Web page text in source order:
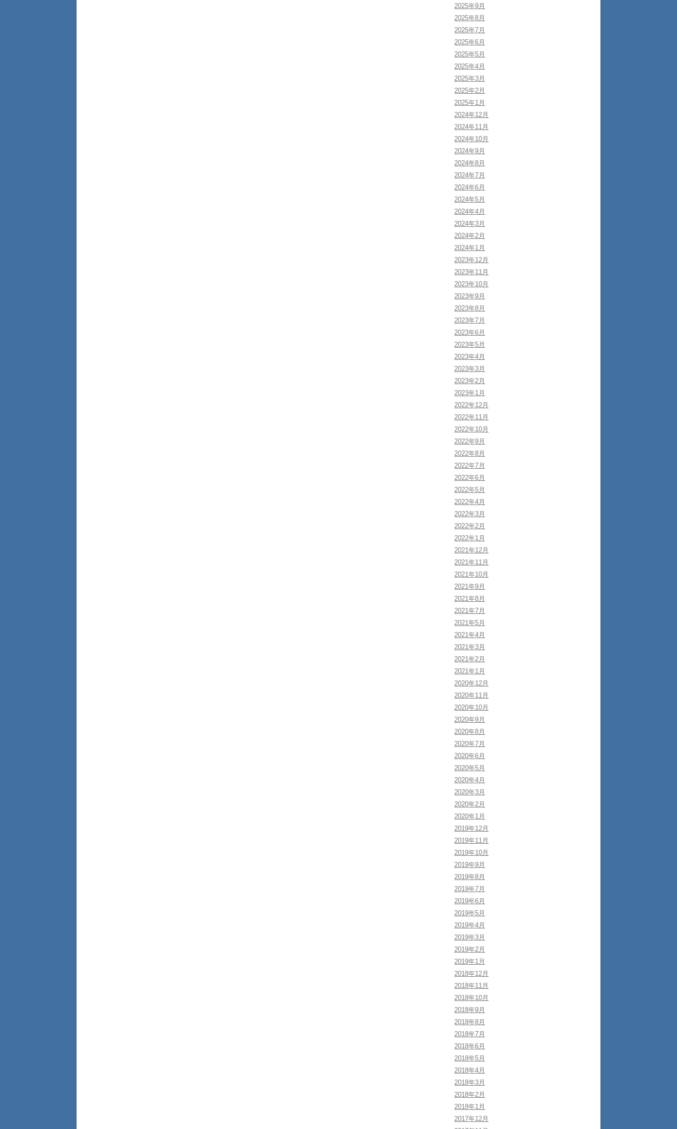
2025年9月
2025年8月
2025年7月
2025年6月
2025年5月
2025年4月
2025年3月
2025年2月
2025年1月
2024年12月
2024年11月
2024年10月
2024年9月
2024年8月
2024年7月
2024年6月
2024年5月
2024年4月
2024年3月
2024年2月
2024年1月
2023年12月
2023年11月
2023年10月
2023年9月
2023年8月
2023年7月
2023年6月
2023年5月
2023年4月
2023年3月
2023年2月
2023年1月
2022年12月
2022年11月
2022年10月
2022年9月
2022年8月
2022年7月
2022年6月
2022年5月
2022年4月
2022年3月
2022年2月
2022年1月
2021年12月
2021年11月
2021年10月
2021年9月
2021年8月
2021年7月
2021年5月
2021年4月
2021年3月
2021年2月
2021年1月
2020年12月
2020年11月
2020年10月
2020年9月
2020年8月
2020年7月
2020年6月
2020年5月
2020年4月
2020年3月
2020年2月
2020年1月
2019年12月
2019年11月
2019年10月
2019年9月
2019年8月
2019年7月
2019年6月
2019年5月
2019年4月
2019年3月
2019年2月
2019年1月
2018年12月
2018年11月
2018年10月
2018年9月
2018年8月
2018年7月
2018年6月
2018年5月
2018年4月
2018年3月
2018年2月
2018年1月
2017年12月